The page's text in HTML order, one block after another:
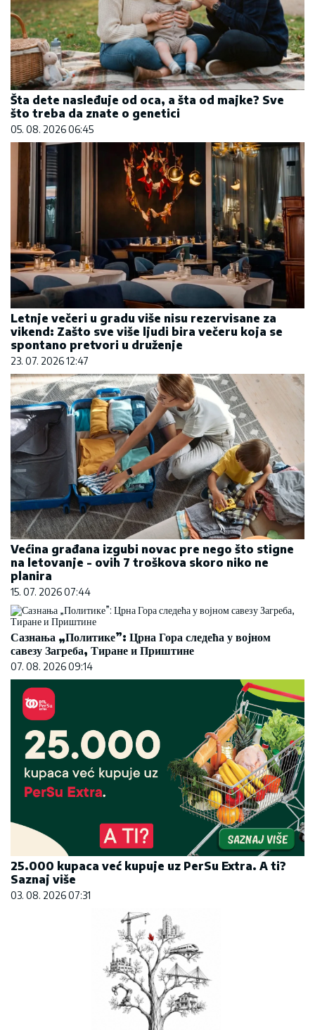
Šta dete nasleđuje od oca, a šta od majke? Sve
što treba da znate o genetici
05. 08. 2026 06:45
Letnje večeri u gradu više nisu rezervisane za
vikend: Zašto sve više ljudi bira večeru koja se
spontano pretvori u druženje
23. 07. 2026 12:47
Većina građana izgubi novac pre nego što stigne
na letovanje - ovih 7 troškova skoro niko ne
planira
15. 07. 2026 07:44
Сазнања „Политике”: Црна Гора следећа у војном
савезу Загреба, Тиране и Приштине
07. 08. 2026 09:14
25.000 kupaca već kupuje uz PerSu Extra. A ti?
Saznaj više
03. 08. 2026 07:31